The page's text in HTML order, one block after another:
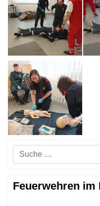
Suchen
Feuerwehren im